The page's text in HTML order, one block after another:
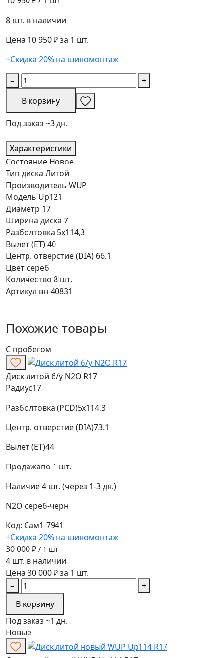
8 шт. в наличии
Цена 10 950 ₽ за 1 шт.
+Скидка 20% на шиномонтаж
−
+
В корзину
Под заказ ~3 дн.
Характеристики
Состояние Новое
Тип диска Литой
Производитель WUP
Модель Up121
Диаметр 17
Ширина диска 7
Разболтовка 5x114,3
Вылет (ET)40
Центр. отверстие (DIA) 66.1
Цвет сереб
Количество 8 шт.
Артикул вн-40831
Похожие товары
С пробегом
Диск литой б/у N2O R17
Радиус17
Разболтовка (PCD)5x114,3
Центр. отверстие (DIA)73.1
Вылет (ET)44
Продажапо 1 шт.
Наличие4 шт. (через 1-3 дн.)
N2O сереб-черн
Код: Сам1-7941
+Скидка 20% на шиномонтаж
30 000 ₽ / 1 шт
4 шт. в наличии
Цена 30 000 ₽ за 1 шт.
−
+
В корзину
Под заказ ~1 дн.
Новые